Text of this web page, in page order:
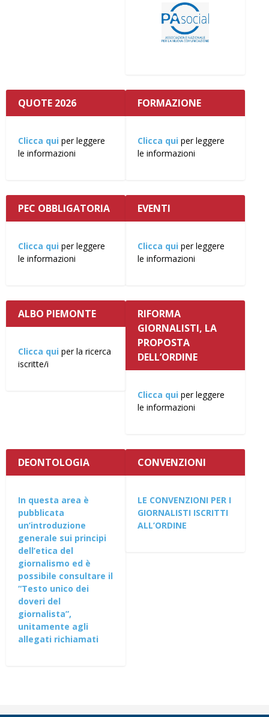
QUOTE 2026
Clicca qui per leggere
le informazioni
FORMAZIONE
Clicca qui per leggere
le informazioni
PEC OBBLIGATORIA
Clicca qui per leggere
le informazioni
EVENTI
Clicca qui per leggere
le informazioni
ALBO PIEMONTE
Clicca qui per la ricerca
iscritte/i
RIFORMA
GIORNALISTI, LA
PROPOSTA
DELL’ORDINE
Clicca qui per leggere
le informazioni
DEONTOLOGIA
In questa area è
pubblicata
un’introduzione
generale sui principi
dell’etica del
giornalismo ed è
possibile consultare il
“Testo unico dei
doveri del
giornalista”,
unitamente agli
allegati richiamati
CONVENZIONI
LE CONVENZIONI PER I
GIORNALISTI ISCRITTI
ALL’ORDINE